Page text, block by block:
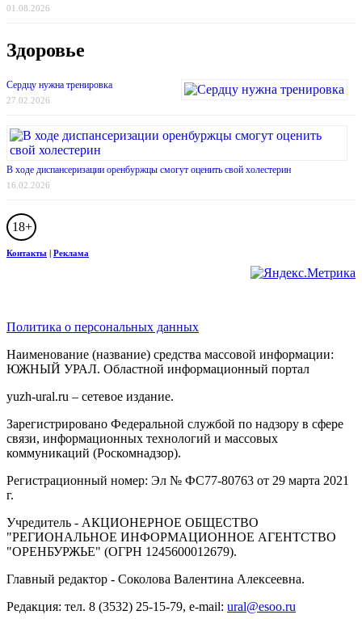
01.08.2026
Здоровье
Сердцу нужна тренировка
27.02.2026
В ходе диспансеризации оренбуржцы смогут оценить свой холестерин
16.02.2026
18+
Контакты | Реклама
Политика о персональных данных
Наименование (название) средства массовой информации:
ЮЖНЫЙ УРАЛ. Областной информационный портал
yuzh-ural.ru – сетевое издание.
Зарегистрировано Федеральной службой по надзору в сфере
связи, информационных технологий и массовых
коммуникаций (Роскомнадзор).
Регистрационный номер: Эл № ФС77-80763 от 29 марта 2021
г.
Учредитель - АКЦИОНЕРНОЕ ОБЩЕСТВО
"РЕГИОНАЛЬНОЕ ИНФОРМАЦИОННОЕ АГЕНТСТВО
"ОРЕНБУРЖЬЕ" (ОГРН 1245600012679).
Главный редактор - Соколова Валентина Алексеевна.
Редакция: тел. 8 (3532) 25-15-79, e-mail: ural@esoo.ru